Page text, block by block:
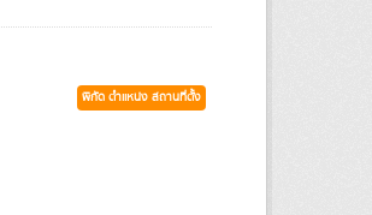
พิกัด ตำแหน่ง สถานที่ตั้ง